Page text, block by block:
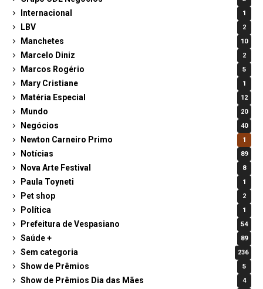
Internacional 1
LBV 2
Manchetes 10
Marcelo Diniz 2
Marcos Rogério 5
Mary Cristiane 1
Matéria Especial 12
Mundo 20
Negócios 40
Newton Carneiro Primo 1
Notícias 89
Nova Arte Festival 8
Paula Toyneti 1
Pet shop 2
Política 1
Prefeitura de Vespasiano 54
Saúde + 89
Sem categoria 236
Show de Prêmios 5
Show de Prêmios Dia das Mães 4